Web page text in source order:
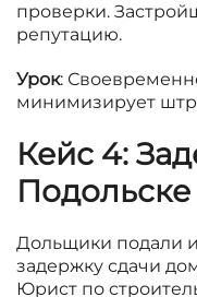
проверки.
репутацию.
Урок:
минимизирует
Кейс 4:
Подольске
Дольщики подали
задержку сдачи
Юрист по